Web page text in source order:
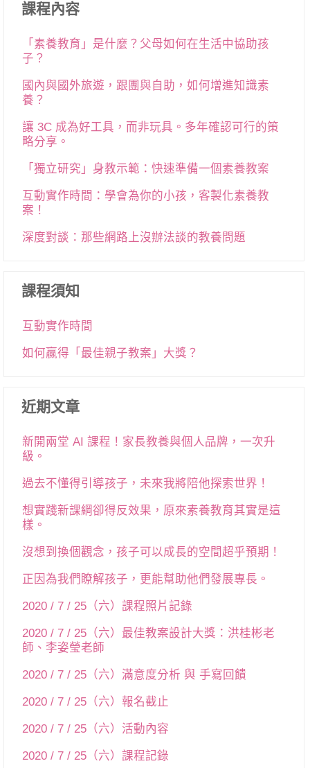
課程內容
「素養教育」是什麼？父母如何在生活中協助孩
子？
國內與國外旅遊，跟團與自助，如何增進知識素
養？
讓 3C 成為好工具，而非玩具。多年確認可行的策
略分享。
「獨立研究」身教示範：快速準備一個素養教案
互動實作時間：學會為你的小孩，客製化素養教
案！
深度對談：那些網路上沒辦法談的教養問題
課程須知
互動實作時間
如何贏得「最佳親子教案」大獎？
近期文章
新開兩堂 AI 課程！家長教養與個人品牌，一次升
級。
過去不懂得引導孩子，未來我將陪他探索世界！
想實踐新課綱卻得反效果，原來素養教育其實是這
樣。
沒想到換個觀念，孩子可以成長的空間超乎預期！
正因為我們瞭解孩子，更能幫助他們發展專長。
2020 / 7 / 25（六）課程照片記錄
2020 / 7 / 25（六）最佳教案設計大獎：洪桂彬老
師、李姿瑩老師
2020 / 7 / 25（六）滿意度分析 與 手寫回饋
2020 / 7 / 25（六）報名截止
2020 / 7 / 25（六）活動內容
2020 / 7 / 25（六）課程記錄